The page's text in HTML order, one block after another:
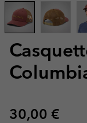
Regular
30,00 €